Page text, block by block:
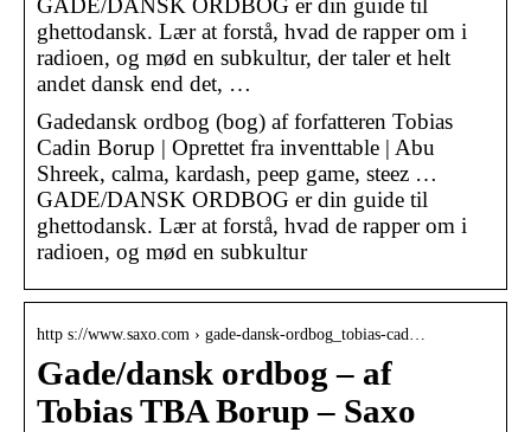
GADE/DANSK ORDBOG er din guide til
ghettodansk. Lær at forstå, hvad de rapper om i
radioen, og mød en subkultur, der taler et helt
andet dansk end det, …
Gadedansk ordbog (bog) af forfatteren Tobias
Cadin Borup | Oprettet fra inventtable | Abu
Shreek, calma, kardash, peep game, steez …
GADE/DANSK ORDBOG er din guide til
ghettodansk. Lær at forstå, hvad de rapper om i
radioen, og mød en subkultur
http s://www.saxo.com › gade-dansk-ordbog_tobias-cad…
Gade/dansk ordbog – af
Tobias TBA Borup – Saxo